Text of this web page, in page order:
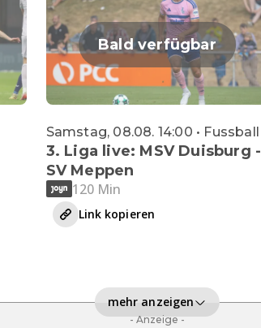
Bald verfügbar
Samstag, 08.08. 14:00 • Fussball
3. Liga live: MSV Duisburg -
SV Meppen
120 Min
Link kopieren
mehr anzeigen
- Anzeige -